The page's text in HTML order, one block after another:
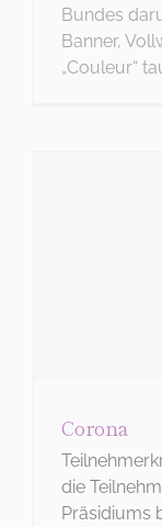
Tel: 06221 26 517
Bundes
Banner,
„Couleur“
Corona
die
Präsidiums